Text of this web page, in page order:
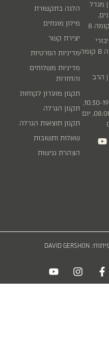
הלגה בתקשורת
מילון מונחים
קשר
הפרטיות
מדיניות משלוחים
והחזרות
תקנון מועדון לקוחות
תקנון הגרלה
תוצאות הגרלה
שאלות ותשובות
הצהרת נגישות
DAVID